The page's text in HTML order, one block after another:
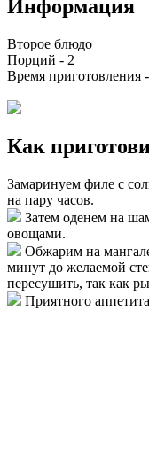
Информация
Второе блюдо
Порций - 2
Время приготовления -
Как
Замаринуем филе с
на пару часов.
Затем оденем на
овощами.
Обжарим на
минут до желаемой
пересушить, так как
Приятного